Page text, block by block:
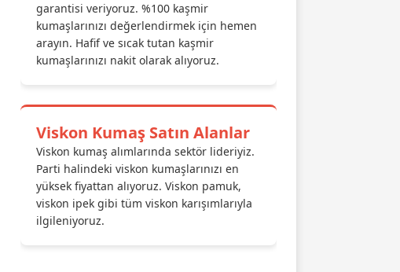
garantisi veriyoruz. %100 kaşmir
kumaşlarınızı değerlendirmek için hemen
arayın. Hafif ve sıcak tutan kaşmir
kumaşlarınızı nakit olarak alıyoruz.
Viskon Kumaş Satın Alanlar
Viskon kumaş alımlarında sektör lideriyiz.
Parti halindeki viskon kumaşlarınızı en
yüksek fiyattan alıyoruz. Viskon pamuk,
viskon ipek gibi tüm viskon karışımlarıyla
ilgileniyoruz.